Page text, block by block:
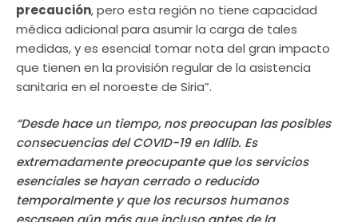
precaución, pero esta región no tiene capacidad
médica adicional para asumir la carga de tales
medidas, y es esencial tomar nota del gran impacto
que tienen en la provisión regular de la asistencia
sanitaria en el noroeste de Siria”.
“Desde hace un tiempo, nos preocupan las posibles
consecuencias del COVID-19 en Idlib. Es
extremadamente preocupante que los servicios
esenciales se hayan cerrado o reducido
temporalmente y que los recursos humanos